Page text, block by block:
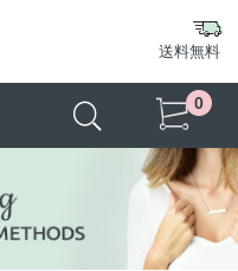
送料無料
0